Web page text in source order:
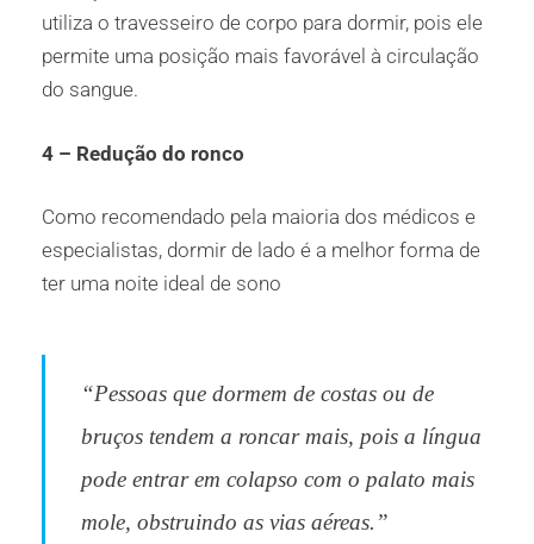
utiliza o travesseiro de corpo para dormir, pois ele
permite uma posição mais favorável à circulação
do sangue.
4 – Redução do ronco
Como recomendado pela maioria dos médicos e
especialistas, dormir de lado é a melhor forma de
ter uma noite ideal de sono
“Pessoas que dormem de costas ou de
bruços tendem a roncar mais, pois a língua
pode entrar em colapso com o palato mais
mole, obstruindo as vias aéreas.”